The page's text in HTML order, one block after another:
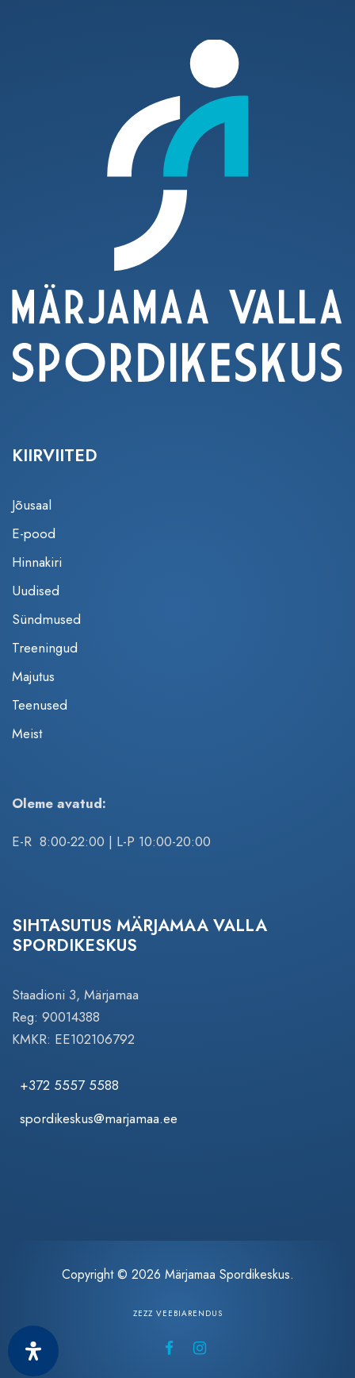
KIIRVIITED
Jõusaal
E-pood
Hinnakiri
Uudised
Sündmused
Treeningud
Majutus
Teenused
Meist
Oleme avatud:
E-R 8:00-22:00 | L-P 10:00-20:00
SIHTASUTUS MÄRJAMAA VALLA
SPORDIKESKUS
Staadioni 3, Märjamaa
Reg: 90014388
KMKR: EE102106792
+372 5557 5588
spordikeskus@marjamaa.ee
Copyright © 2026 Märjamaa Spordikeskus.
ZEZZ VEEBIARENDUS